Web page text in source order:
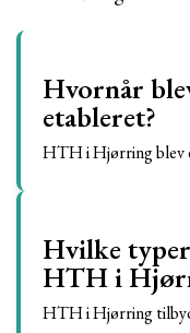
Hvornår
etableret?
HTH i Hjørring blev
Hvilke
HTH i
HTH i Hjørring